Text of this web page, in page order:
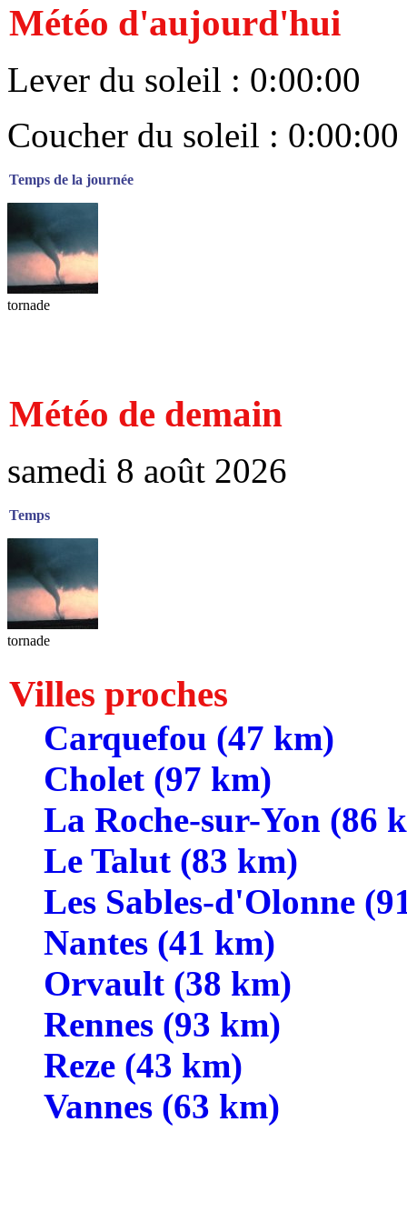
Météo d'aujourd'hui
Lever du soleil : 0:00:00
Coucher du soleil : 0:00:00
Temps de la journée
tornade
Météo de demain
samedi 8 août 2026
Temps
tornade
Villes proches
Carquefou (47 km)
Cholet (97 km)
La Roche-sur-Yon (86
Le Talut (83 km)
Les Sables-d'Olonne
Nantes (41 km)
Orvault (38 km)
Rennes (93 km)
Reze (43 km)
Vannes (63 km)